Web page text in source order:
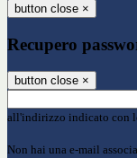
button close ×
Recupero
button close ×
all'indirizzo indicato con
Non hai una e-mail